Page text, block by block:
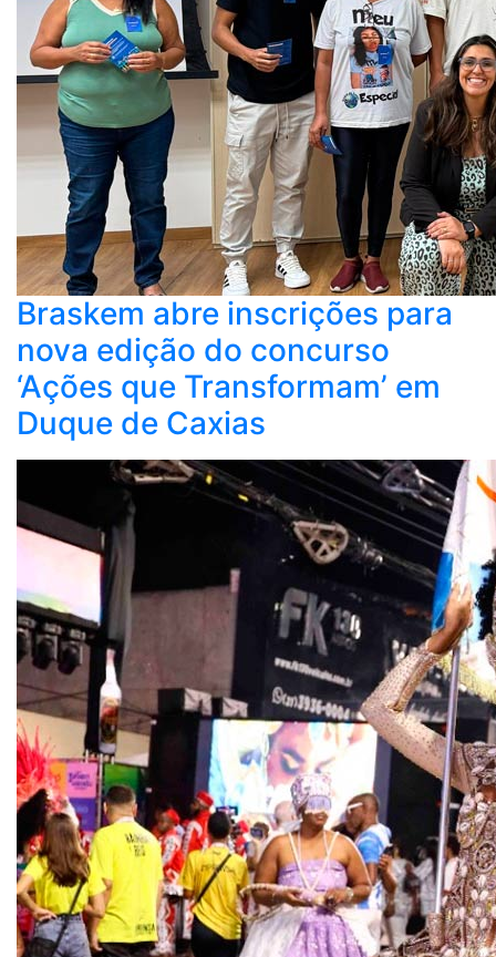
Braskem abre inscrições para
nova edição do concurso
‘Ações que Transformam’ em
Duque de Caxias